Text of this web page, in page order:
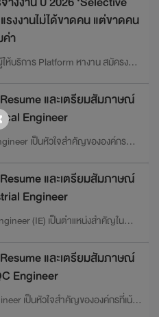
รงงานไม่ได้ขาดคน แต่ขาดคน
า
ห้บริการ Platform หางาน สมัครงาน
รมาส 1/2569 สะท้อนชัดว่า ผู้ประกอบ
ารจ้างงานแบบดั้งเดิมสู่การยอมจ่าย
ดกลุ่ม Specialist เข้ามาเป็นหัวหอก
ด
และเตรียมสัมภาษณ์
Engineer
เป็นหัวใจสำคัญขององค์กร
ทรอนิกส์ ผู้ที่ทำงานในตำแหน่งนี้จะรับ
ตั้ง บำรุงรักษา และตรวจสอบระบบ
เพื่อให้ระบบทำงานได้อย่าง
าพ บทความนี้ถูกออกแบบเป็นคู่มือ
Resume ให้โดดเด่นไปจนถึงการเต
นิคและ Behavioral
และเตรียมสัมภาษณ์
Engineer
(IE) เป็นตำแหน่งสำคัญใน
ระบวนการผลิต และการจัดการ
ธ์สูงสุด IE ไม่เพียงแค่ดูแลการผลิต
ลด waste, เพิ่ม productivity
ะสมกับทรัพยากรทั้งคนและเครื่องจักร
และเตรียมสัมภาษณ์
Engineer
เป็นหัวใจสำคัญขององค์กรที่เน้น